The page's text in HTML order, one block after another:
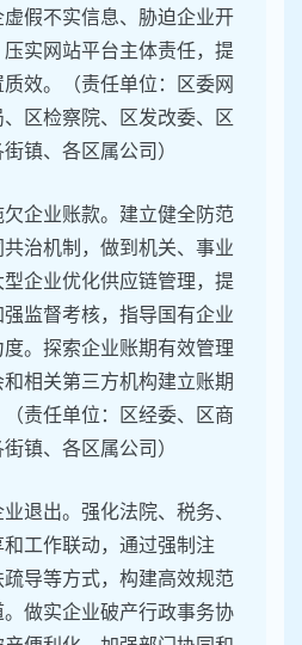
假不实信息、胁迫企业开
实网站平台主体责任，提
效。（责任单位：区委网
区检察院、区发改委、区
镇、各区属公司）
欠企业账款。建立健全防范
治机制，做到机关、事业
企业优化供应链管理，提
监督考核，指导国有企业
。探索企业账期有效管理
相关第三方机构建立账期
责任单位：区经委、区商
镇、各区属公司）
业退出。强化法院、税务、
工作联动，通过强制注
导等方式，构建高效规范
做实企业破产行政事务协